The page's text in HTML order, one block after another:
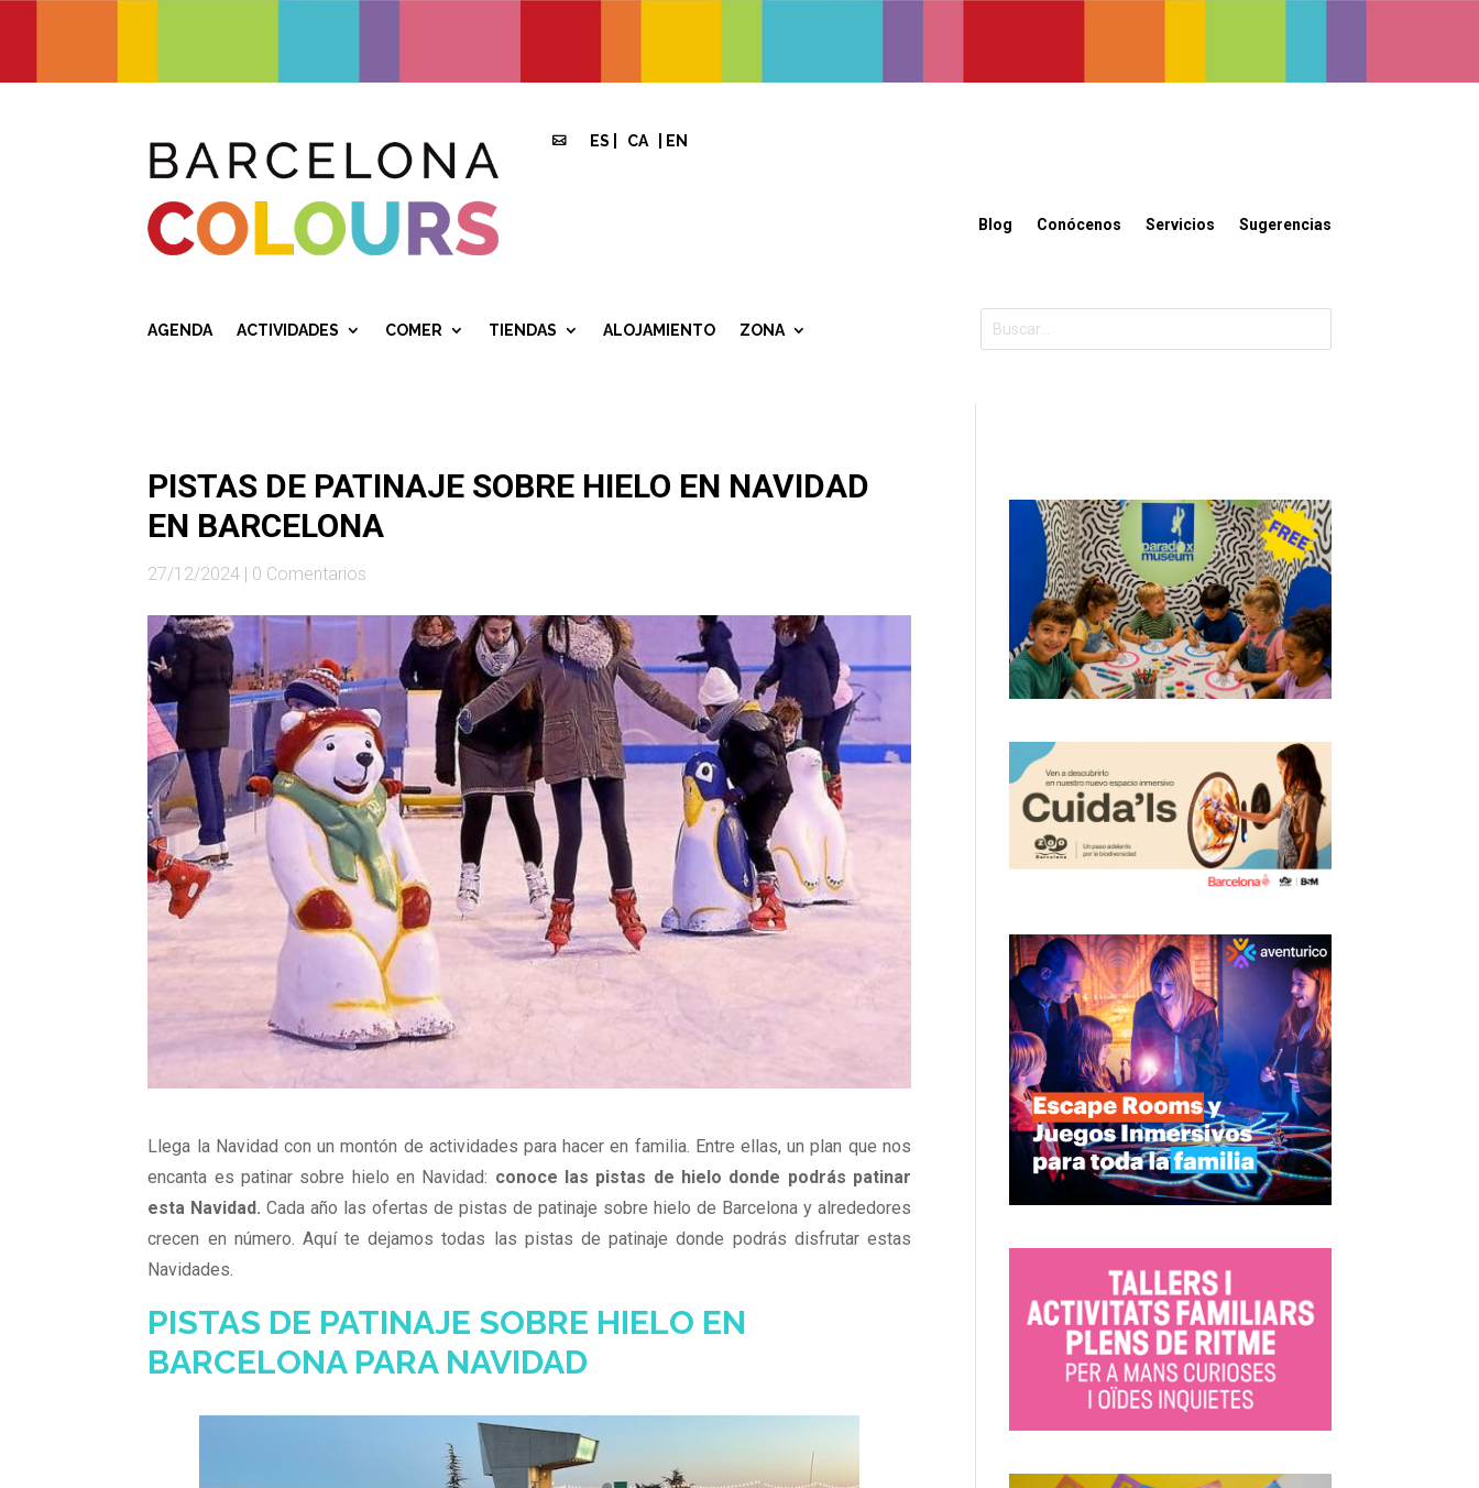
 ES CA EN
Blog Conócenos Servicios Sugerencias
AGENDA ACTIVIDADES COMER TIENDAS ALOJAMIENTO ZONA
PISTAS DE PATINAJE SOBRE HIELO EN NAVIDAD
EN BARCELONA
27/12/2024 | 0 Comentarios
Llega la Navidad con un montón de actividades para hacer en familia. Entre ellas, un plan que nos
encanta es patinar sobre hielo en Navidad: conoce las pistas de hielo donde podrás patinar
esta Navidad. Cada año las ofertas de pistas de patinaje sobre hielo de Barcelona y alrededores
crecen en número. Aquí te dejamos todas las pistas de patinaje donde podrás disfrutar estas
Navidades.
PISTAS DE PATINAJE SOBRE HIELO EN
BARCELONA PARA NAVIDAD